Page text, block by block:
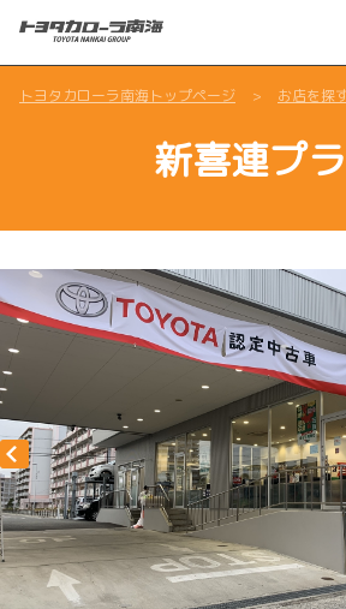
トヨタカローラ南海トップページ お店を探
新喜連プ